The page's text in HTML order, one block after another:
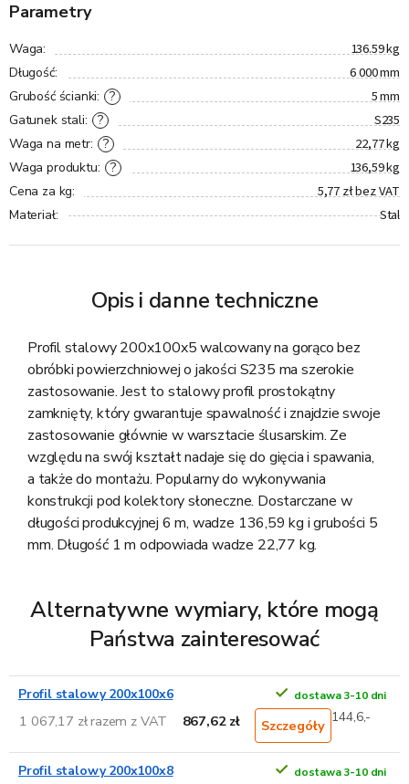
Parametry
Waga: 136.59 kg
Długość: 6 000 mm
?
Grubość ścianki: 5 mm
?
Gatunek stali: S235
?
Waga na metr: 22,77 kg
?
Waga produktu: 136,59 kg
Cena za kg: 5,77 zł bez VAT
Materiał: Stal
Opis i danne techniczne
Profil stalowy 200x100x5 walcowany na gorąco bez
obróbki powierzchniowej o jakości S235 ma szerokie
zastosowanie. Jest to stalowy profil prostokątny
zamknięty, który gwarantuje spawalność i znajdzie swoje
zastosowanie głównie w warsztacie ślusarskim. Ze
względu na swój kształt nadaje się do gięcia i spawania,
a także do montażu. Popularny do wykonywania
konstrukcji pod kolektory słoneczne. Dostarczane w
długości produkcyjnej 6 m, wadze 136,59 kg i grubości 5
mm. Długość 1 m odpowiada wadze 22,77 kg.
Alternatywne wymiary, które mogą
Państwa zainteresować
Profil stalowy 200x100x6 dostawa 3-10 dni
1 067,17 zł razem z VAT 867,62 zł Szczegóły 144,6,-
Profil stalowy 200x100x8 dostawa 3-10 dni